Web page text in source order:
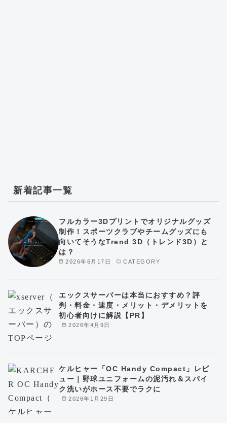
新着記事一覧
2026年6月17日 CATEGORY
フルカラー3Dプリントでオリジナルグッズ
制作！スポーツクラブやチームグッズにも
向いてそうなTrend 3D（トレンド3D）と
は？
2026年4月9日
エックスサーバーは本当におすすめ？評
判・料金・速度・メリット・デメリットを
初心者向けに解説【PR】
2026年1月29日
ケルヒャー「OC Handy Compact」レビ
ュー｜野球ユニフォームの泥汚れ＆スパイ
ク洗いがホース不要でラクに